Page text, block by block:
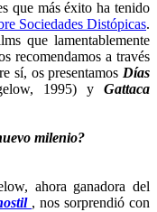
que más éxito ha tenido
Sociedades Distópicas.
que lamentablemente
recomendamos a través
sí, os presentamos Días
1995) y Gattaca
milenio?
ahora ganadora del
, nos sorprendió con